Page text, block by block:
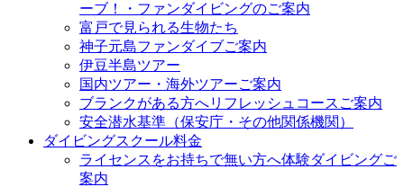
ーブ！・ファンダイビングのご案内
富戸で見られる生物たち
神子元島ファンダイブご案内
伊豆半島ツアー
国内ツアー・海外ツアーご案内
ブランクがある方へリフレッシュコースご案内
安全潜水基準（保安庁・その他関係機関）
ダイビングスクール料金
ライセンスをお持ちで無い方へ体験ダイビングご
案内